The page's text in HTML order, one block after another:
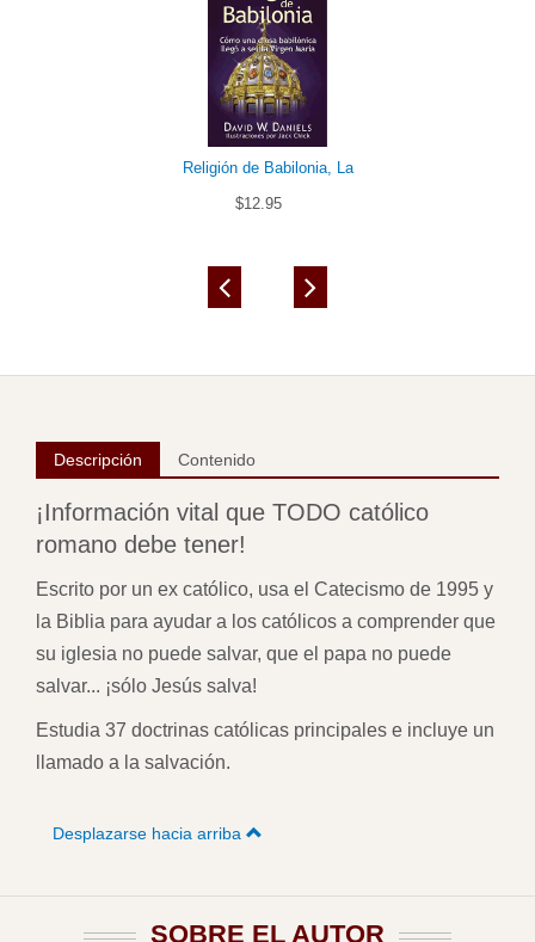
Religión de Babilonia, La
$12.95
Descripción Contenido
¡Información vital que TODO católico
romano debe tener!
Escrito por un ex católico, usa el Catecismo de 1995 y
la Biblia para ayudar a los católicos a comprender que
su iglesia no puede salvar, que el papa no puede
salvar... ¡sólo Jesús salva!
Estudia 37 doctrinas católicas principales e incluye un
llamado a la salvación.
Desplazarse hacia arriba
SOBRE EL AUTOR